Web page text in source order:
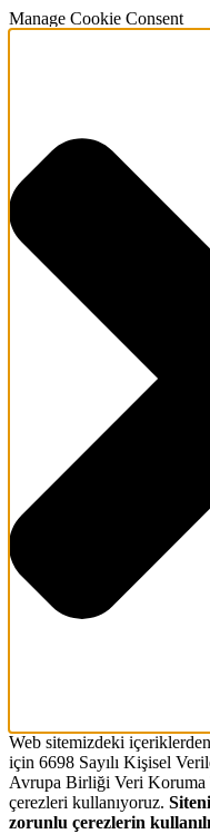
Manage Cookie Consent
Web sitemizdeki
için 6698 Sayılı Kişisel
Avrupa Birliği Veri Koruma
çerezleri kullanıyoruz.
zorunlu çerezlerin